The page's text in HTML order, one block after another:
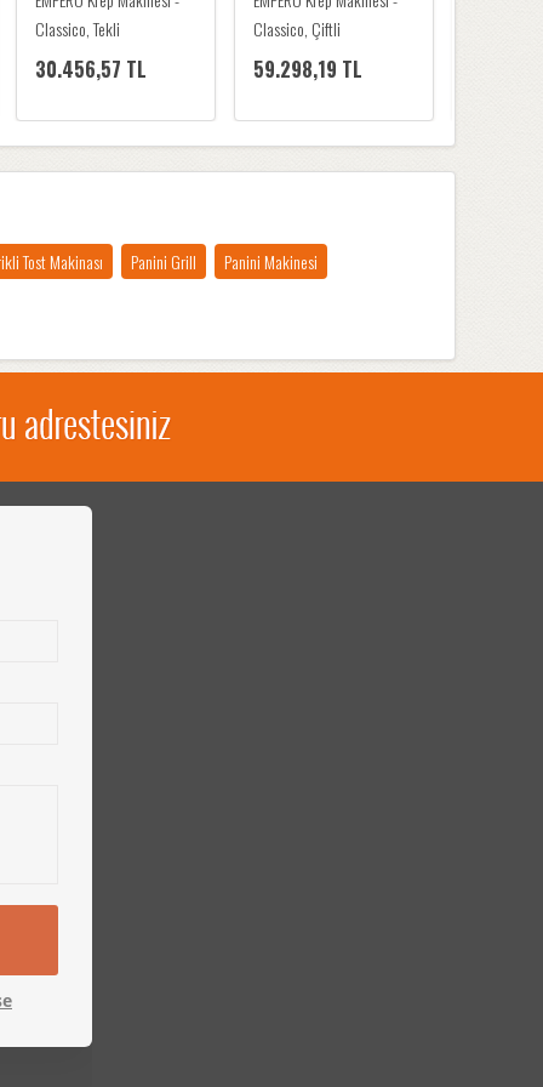
Classico, Tekli
30.456,57 TL
Classico, Çiftli
59.298,19 TL
Tost Makinası Panini Grill Panini Makinesi